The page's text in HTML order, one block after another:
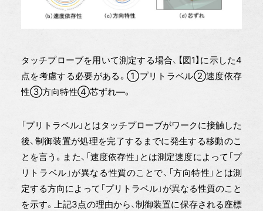
タッチプローブを用いて測定する場合、【図1】に示した4
点を考慮する必要がある。①プリトラベル②速度依存
性③方向特性④芯ずれ—。
「プリトラベル」とはタッチプローブがワークに接触した
後、制御装置が処理を完了するまでに発生する移動のこ
とを言う。また、「速度依存性」とは測定速度によって「プ
リトラベル」が異なる性質のことで、「方向特性」とは測
定する方向によって「プリトラベル」が異なる性質のこと
を示す。上記3点の理由から、制御装置に保存される座標